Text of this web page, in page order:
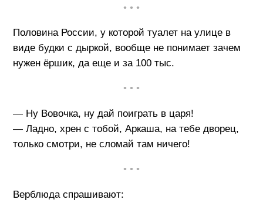
• • •
Половина России, у которой туалет на улице в
виде будки с дыркой, вообще не понимает зачем
нужен ёршик, да еще и за 100 тыс.
• • •
— Ну Вовочка, ну дай поиграть в царя!
— Ладно, хрен с тобой, Аркаша, на тебе дворец,
только смотри, не сломай там ничего!
• • •
Верблюда спрашивают: